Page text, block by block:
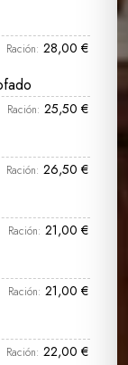
Ración: 28,00 €
Ración: 25,50 €
Ración: 26,50 €
Ración: 21,00 €
Ración: 21,00 €
Ración: 22,00 €